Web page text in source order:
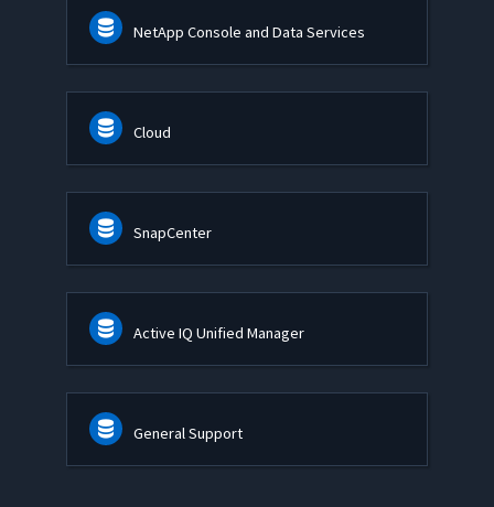
NetApp Console and Data Services
Cloud
SnapCenter
Active IQ Unified Manager
General Support